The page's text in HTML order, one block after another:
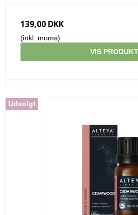
139,00 DKK
(inkl. moms)
VIS PRODUKT
Udsolgt